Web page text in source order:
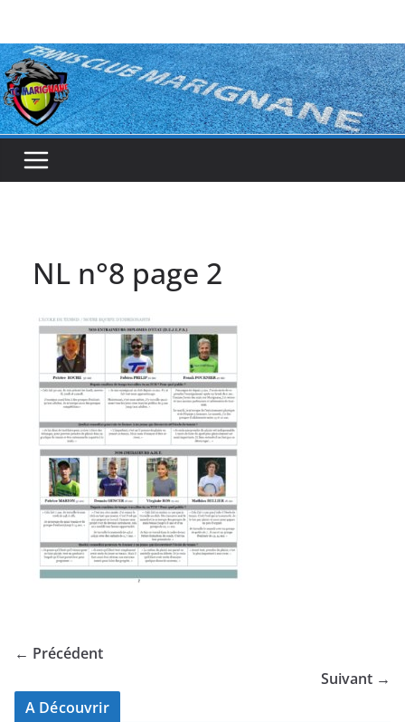
contenu
NL n°8 page 2
← Précédent
Suivant →
A Découvrir